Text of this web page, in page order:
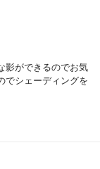
影ができるのでお気
でシェーディングを